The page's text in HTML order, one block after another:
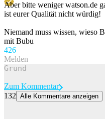
Aber bitte weniger watson.de
ist eurer Qualität nicht würdig!
Niemand muss wissen, wieso
mit Bubu
426
Melden
Zum Kommentar
132 Alle Kommentare anzeigen